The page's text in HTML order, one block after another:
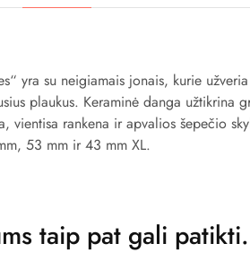
yra su neigiamais jonais, kurie
plaukus. Keraminė danga užtikrina
vientisa rankena ir apvalios šepečio
53 mm ir 43 mm XL.
taip pat gali